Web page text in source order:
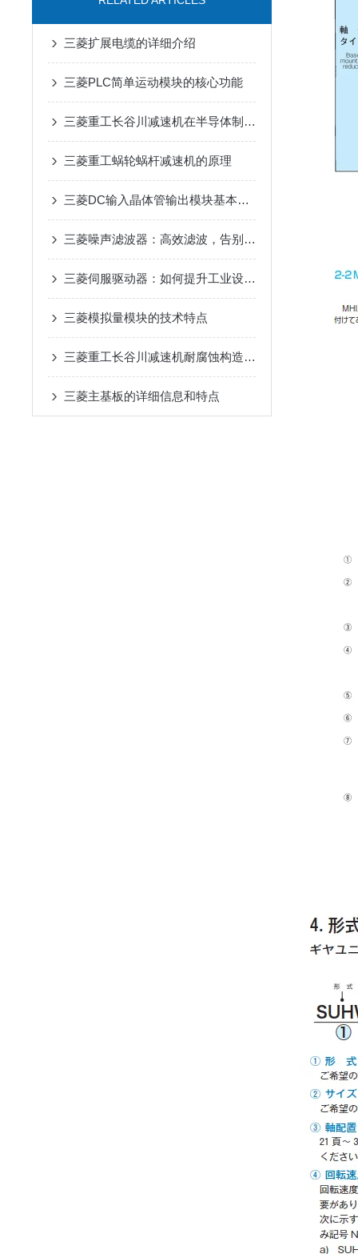
三菱扩展电缆的详细介绍
三菱PLC简单运动模块的核心功能
三菱重工长谷川减速机在半导体制造设备传动系统中的适配应用
三菱重工蜗轮蜗杆减速机的原理
三菱DC输入晶体管输出模块基本概论与特点
三菱噪声滤波器：高效滤波，告别工业电磁干扰
三菱伺服驱动器：如何提升工业设备的精确控制与效率
三菱模拟量模块的技术特点
三菱重工长谷川减速机耐腐蚀构造在户外工业设备传动中的适配优势
三菱主基板的详细信息和特点